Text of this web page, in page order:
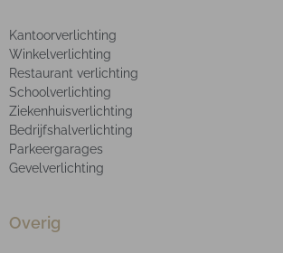
Kantoorverlichting
Winkelverlichting
Restaurant verlichting
Schoolverlichting
Ziekenhuisverlichting
Bedrijfshalverlichting
Parkeergarages
Gevelverlichting
Overig